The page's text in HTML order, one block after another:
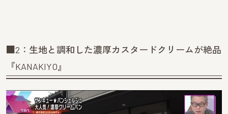
■2：生地と調和した濃厚カスタードクリームが絶品
『KANAKIYO』